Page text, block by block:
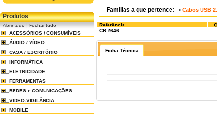
Produtos
Abrir tudo|Fechar tudo
ACESSÓRIOS / CONSUMÍVEIS
ÁUDIO / VÍDEO
CASA / ESCRITÓRIO
INFORMÁTICA
ELETRICIDADE
FERRAMENTAS
REDES e COMUNICAÇÕES
VIDEO-VIGILÂNCIA
MOBILE
Familias a que pertence: • Cabos USB
Referência
CR 2646
Ficha Técnica